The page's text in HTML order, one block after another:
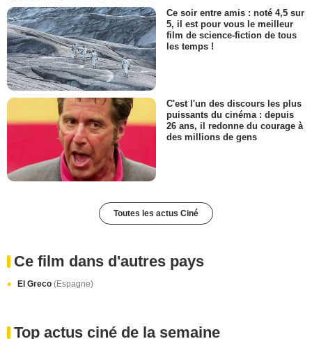
Ce soir entre amis : noté 4,5 sur
5, il est pour vous le meilleur
film de science-fiction de tous
les temps !
C'est l'un des discours les plus
puissants du cinéma : depuis
26 ans, il redonne du courage à
des millions de gens
Toutes les actus Ciné
Ce film dans d'autres pays
El Greco (Espagne)
Top actus ciné de la semaine